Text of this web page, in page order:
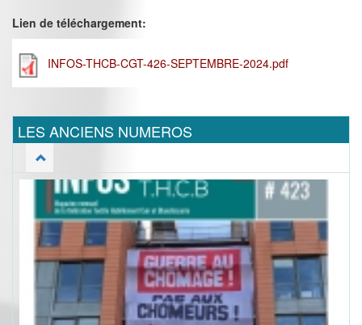
Lien de téléchargement:
INFOS-THCB-CGT-426-SEPTEMBRE-2024.pdf
LES ANCIENS NUMEROS